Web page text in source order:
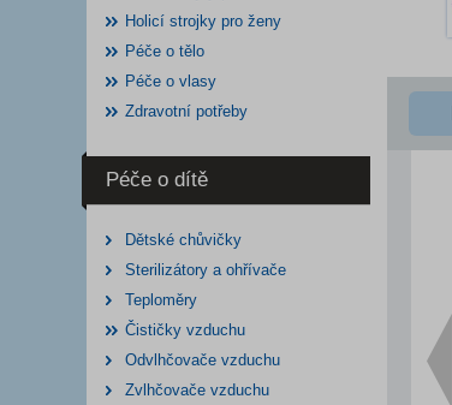
Holicí strojky pro ženy
Péče o tělo
Péče o vlasy
Zdravotní potřeby
Péče o dítě
Dětské chůvičky
Sterilizátory a ohřívače
Teploměry
Čističky vzduchu
Odvlhčovače vzduchu
Zvlhčovače vzduchu